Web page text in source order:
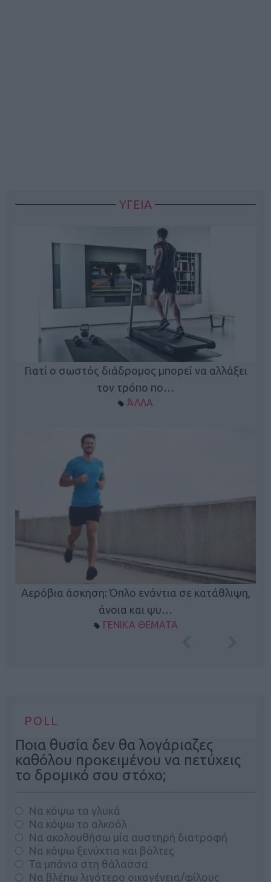
ΥΓΕΙΑ
Γιατί ο σωστός διάδρομος μπορεί να αλλάξει
τον τρόπο πο…
ΆΛΛΑ
Αερόβια άσκηση: Όπλο ενάντια σε κατάθλιψη,
άνοια και ψυ…
ΓΕΝΙΚΑ ΘΕΜΑΤΑ
POLL
Ποια θυσία δεν θα λογάριαζες
καθόλου προκειμένου να πετύχεις
το δρομικό σου στόχο;
Να κόψω τα γλυκά
Να κόψω το αλκοόλ
Να ακολουθήσω μία αυστηρή διατροφή
Να κόψω ξενύχτια και βόλτες
Τα μπάνια στη θάλασσα
Να βλέπω λιγότερο οικογένεια/φίλους